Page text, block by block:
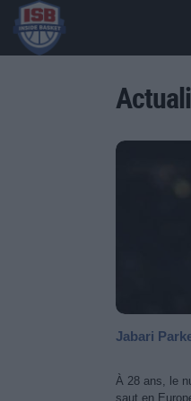
Jabari
À 28 ans, le
saut en